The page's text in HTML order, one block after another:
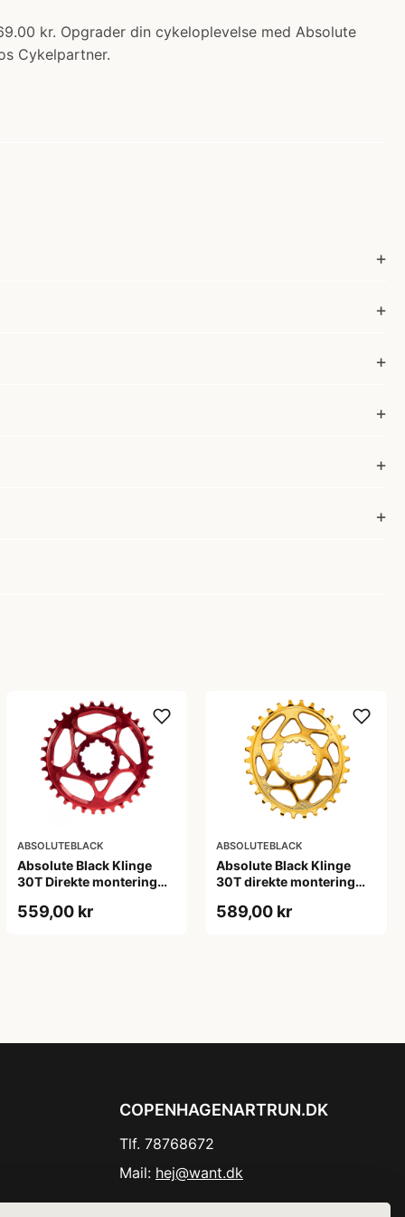
kr. Opgrader din cykeloplevelse med Absolute
Cykelpartner.
ABSOLUTEBLACK
Absolute Black Klinge
30T Direkte montering
Rød
559,00 kr
ABSOLUTEBLACK
Absolute Black Klinge
30T direkte montering
589,00 kr
COPENHAGENARTRUN.DK
Tlf. 78768672
Mail: hej@want.dk